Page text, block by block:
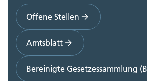
Staatskanzlei (0)
Steueramt (0)
Volksschulamt (0)
Offene Stellen
Amtsblatt
Bereinigte Gesetzessammlung